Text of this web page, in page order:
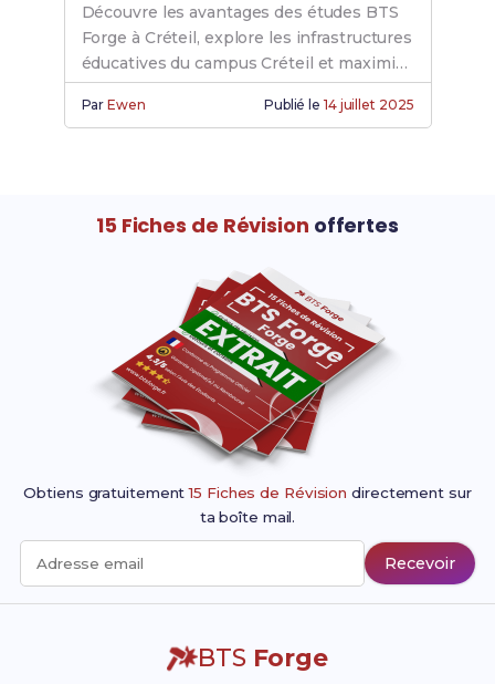
Découvre les avantages des études BTS
Forge à Créteil, explore les infrastructures
éducatives du campus Créteil et maximise
ton expérience avec bts forge creteil.
ParEwen Publié le 14 juillet 2025
15 Fiches de Révision offertes
Obtiens gratuitement15 Fiches de Révision directement sur
ta boîte mail.
Adresse email Recevoir
BTS Forge